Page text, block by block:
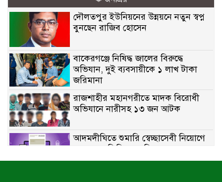
দৌলতপুর ইউনিয়নের উন্নয়নে নতুন স্বপ্ন
বুনছেন রাজিব হোসেন
বাকেরগঞ্জে নিষিদ্ধ জালের বিরুদ্ধে
অভিযান, দুই ব্যবসায়ীকে ১ লাখ টাকা
জরিমানা
রাজশাহীর মহানগরীতে মাদক বিরোধী
অভিযানে নারীসহ ১৩ জন আটক
আদমদীঘিতে শুমারি স্বেচ্ছাসেবী নিয়োগে
যোগ্যতার ভিত্তিতে তালিকা প্রকাশ;
নির্বাচিতদের আ.লীগ ট্যাগে প্রচারণা